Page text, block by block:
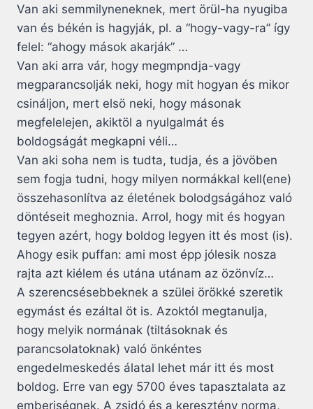
Van aki semmilyneneknek, mert örül-ha nyugiba
van és békén is hagyják, pl. a “hogy-vagy-ra” így
felel: “ahogy mások akarják” …
Van aki arra vár, hogy megmpndja-vagy
megparancsolják neki, hogy mit hogyan és mikor
csináljon, mert elsö neki, hogy másonak
megfelelejen, akiktöl a nyulgalmát és
boldogságát megkapni véli…
Van aki soha nem is tudta, tudja, és a jövöben
sem fogja tudni, hogy milyen normákkal kell(ene)
összehasonlítva az életének bolodgságához való
döntéseit meghoznia. Arrol, hogy mit és hogyan
tegyen azért, hogy boldog legyen itt és most (is).
Ahogy esik puffan: ami most épp jólesik nosza
rajta azt kiélem és utána utánam az özönvíz…
A szerencsésebbeknek a szülei örökké szeretik
egymást és ezáltal öt is. Azoktól megtanulja,
hogy melyik normának (tiltásoknak és
parancsolatoknak) való önkéntes
engedelmeskedés álatal lehet már itt és most
boldog. Erre van egy 5700 éves tapasztalata az
emberiségnek. A zsidó és a keresztény norma,